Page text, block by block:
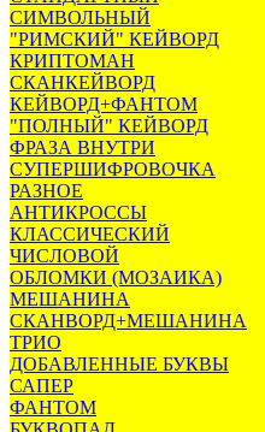
СИМВОЛЬНЫЙ
"РИМСКИЙ" КЕЙВОРД
КРИПТОМАН
СКАНКЕЙВОРД
КЕЙВОРД+ФАНТОМ
"ПОЛНЫЙ" КЕЙВОРД
ФРАЗА ВНУТРИ
СУПЕРШИФРОВОЧКА
РАЗНОЕ
АНТИКРОССЫ
КЛАССИЧЕСКИЙ
ЧИСЛОВОЙ
ОБЛОМКИ (МОЗАИКА)
МЕШАНИНА
СКАНВОРД+МЕШАНИНА
ТРИО
ДОБАВЛЕННЫЕ БУКВЫ
САПЕР
ФАНТОМ